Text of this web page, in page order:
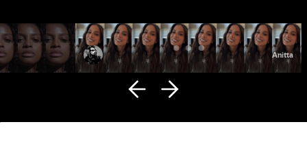
Anitta
Fana Hues